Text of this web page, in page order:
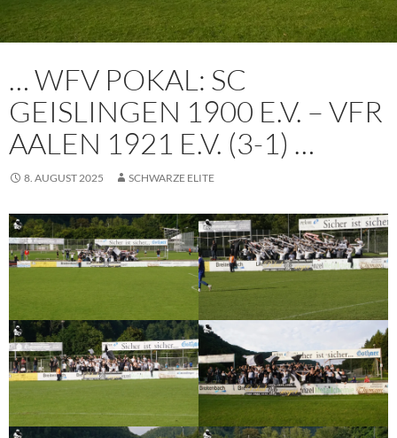
… WFV POKAL: SC
GEISLINGEN 1900 E.V. – VFR
AALEN 1921 E.V. (3-1) …
8. AUGUST 2025 SCHWARZE ELITE